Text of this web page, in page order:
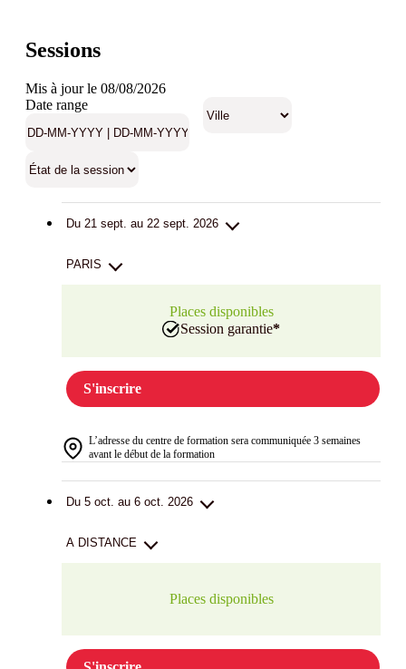
Sessions
Mis à jour le 08/08/2026
Date range
Du 21 sept. au 22 sept. 2026
PARIS
Places disponibles
Session garantie*
S'inscrire
L’adresse du centre de formation sera communiquée 3 semaines
avant le début de la formation
Du 5 oct. au 6 oct. 2026
A DISTANCE
Places disponibles